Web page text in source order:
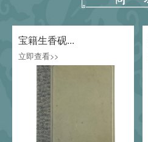
宝籍生香砚...
立即查看>>